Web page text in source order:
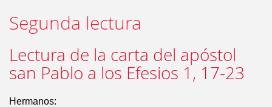
Segunda lectura
Lectura de la carta del apóstol
san Pablo a los Efesios 1, 17-23
Hermanos: